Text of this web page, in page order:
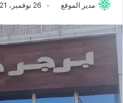
مدير الموقع 26 نوفمبر، 2021